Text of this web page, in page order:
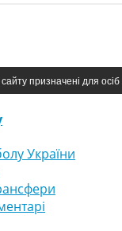
призначені для
України